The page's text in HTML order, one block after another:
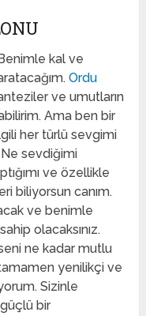
kal ve
Ordu
ve umutların
Ama ben bir
her türlü sevgimi
sevdiğimi
ve özellikle
biliyorsun canım.
ve benimle
olacaksınız.
ne kadar mutlu
yenilikçi ve
Sizinle
bir